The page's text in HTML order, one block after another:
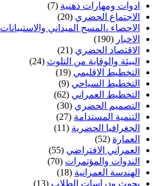
ادوات ومهارات ذهنية (7)
الاجتماع الحضري (20)
الاحصاء ،المسح الميداني والاستبيانات
الاخبار (190)
الاقتصاد الحضري (21)
البيئة والوقاية من التلوث (24)
التخطيط الاقليمي (19)
التخطيط السياحي (9)
التخطيط العمراني (62)
التصميم الحضري (30)
التنمية المستدامة (27)
الجغرافيا الحضرية (11)
العمارة (52)
العمراني الافتراضي (55)
الندوات والمؤتمرات (70)
الهندسة العمرانية (18)
بحوث ودراسات الطلاب (13)